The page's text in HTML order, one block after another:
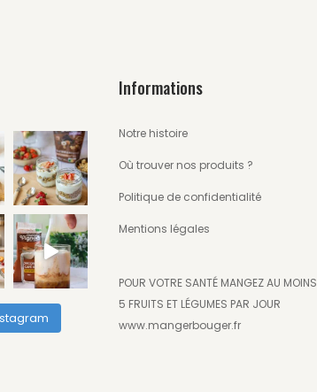
Informations
Notre histoire
Où trouver nos produits ?
Politique de confidentialité
Mentions légales
POUR VOTRE SANTÉ MANGEZ AU MOINS
5 FRUITS ET LÉGUMES PAR JOUR
www.mangerbouger.fr